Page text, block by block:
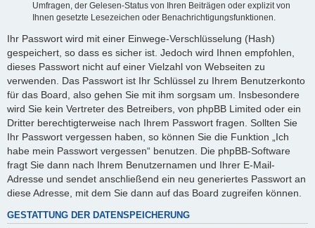
Umfragen, der Gelesen-Status von Ihren Beiträgen oder explizit von
Ihnen gesetzte Lesezeichen oder Benachrichtigungsfunktionen.
Ihr Passwort wird mit einer Einwege-Verschlüsselung (Hash)
gespeichert, so dass es sicher ist. Jedoch wird Ihnen empfohlen,
dieses Passwort nicht auf einer Vielzahl von Webseiten zu
verwenden. Das Passwort ist Ihr Schlüssel zu Ihrem Benutzerkonto
für das Board, also gehen Sie mit ihm sorgsam um. Insbesondere
wird Sie kein Vertreter des Betreibers, von phpBB Limited oder ein
Dritter berechtigterweise nach Ihrem Passwort fragen. Sollten Sie
Ihr Passwort vergessen haben, so können Sie die Funktion „Ich
habe mein Passwort vergessen“ benutzen. Die phpBB-Software
fragt Sie dann nach Ihrem Benutzernamen und Ihrer E-Mail-
Adresse und sendet anschließend ein neu generiertes Passwort an
diese Adresse, mit dem Sie dann auf das Board zugreifen können.
GESTATTUNG DER DATENSPEICHERUNG